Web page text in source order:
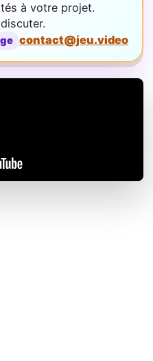
à votre projet.
contact@jeu.video